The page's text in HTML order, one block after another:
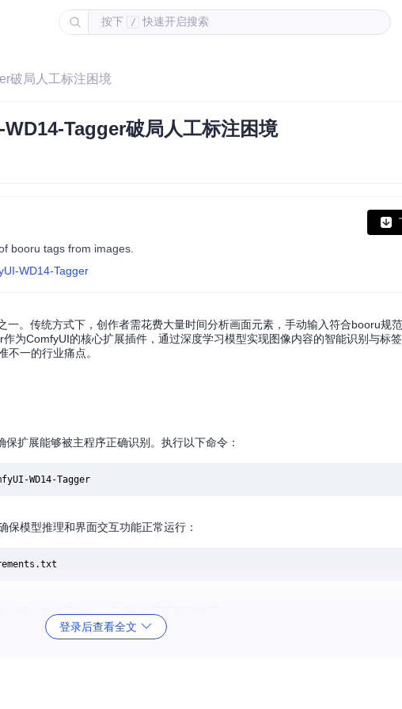
按下 / 快速开启搜索
破局人工标注困境
Tagger破局人工标注困境
booru tags from images.
WD14-Tagger
。传统方式下，创作者需花费大量时间分析画面元素，手动输入符合booru规
为ComfyUI的核心扩展插件，通过深度学习模型实现图像内容的智能识别与标
一的行业痛点。
保扩展能够被主程序正确识别。执行以下命令：
模型推理和界面交互功能正常运行：
现在节点面板中，无需额外配置即可使用。
均每张图像耗时5-10分钟。本工具通过预训练的深度学习模型，10秒内即可完
登录后查看全文